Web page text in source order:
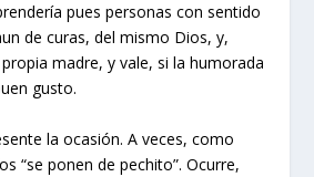
pues personas con sentido
de curas, del mismo Dios, y,
madre, y vale, si la humorada
gusto.
la ocasión. A veces, como
“se ponen de pechito”. Ocurre,